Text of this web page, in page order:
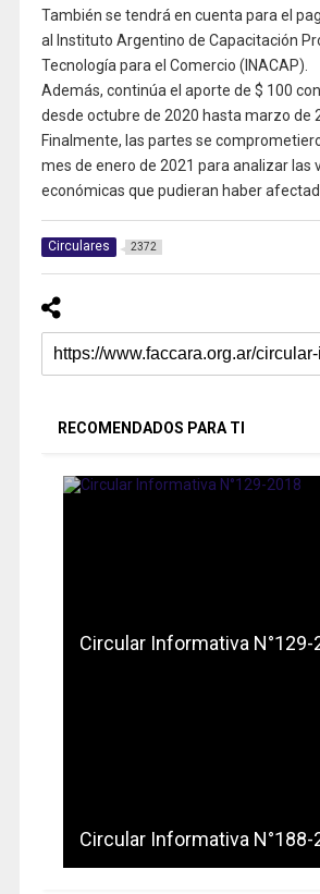
También se tendrá en cuenta para el
al Instituto Argentino de Capacitación
Tecnología para el Comercio (INACAP).
Además, continúa el aporte de $ 100
desde octubre de 2020 hasta marzo de
Finalmente, las partes se
mes de enero de 2021 para analizar las
económicas que pudieran haber
Circulares 2372
RECOMENDADOS PARA TI
Circular Informativa N°129-
Circular Informativa N°188-